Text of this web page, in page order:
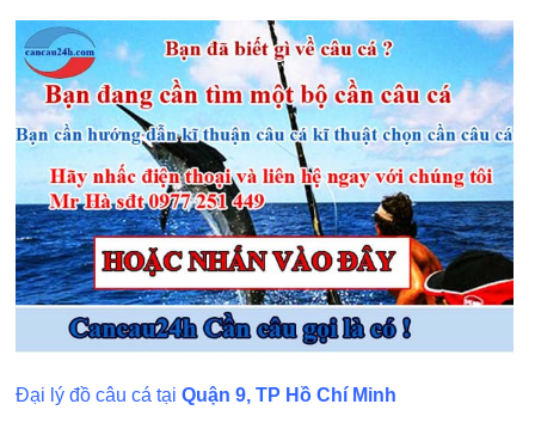
Đại lý đồ câu cá tạiQuận 9, TP Hồ Chí Minh